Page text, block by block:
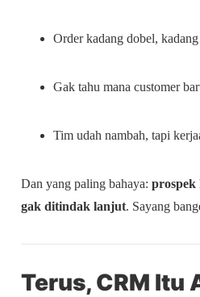
Order kadang dobel,
Gak tahu mana customer
Tim udah nambah, tapi
Dan yang paling bahaya:prospek
gak ditindak lanjut. Sayang
Terus, CRM Itu